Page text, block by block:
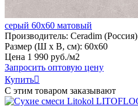
серый 60х60 матовый
Производитель: Ceradim (Россия)
Размер (Ш х В, см): 60х60
Цена 1 990 руб./м2
Запросить оптовую цену
Купить
С этим товаром заказывают